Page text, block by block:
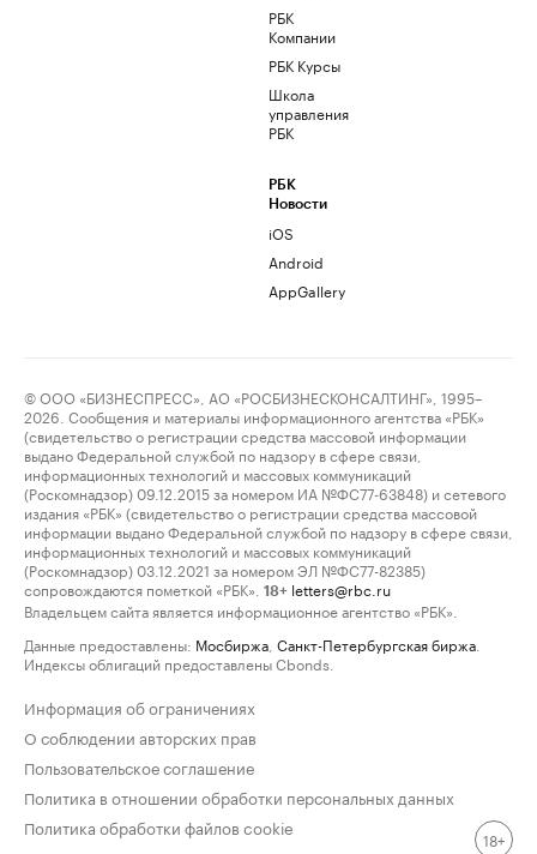
РБК
Компании
РБК Курсы
Школа
управления
РБК
РБК
Новости
iOS
Android
AppGallery
© ООО «БИЗНЕСПРЕСС», АО «РОСБИЗНЕСКОНСАЛТИНГ», 1995–
2026. Сообщения и материалы информационного агентства «РБК»
(свидетельство о регистрации средства массовой информации
выдано Федеральной службой по надзору в сфере связи,
информационных технологий и массовых коммуникаций
(Роскомнадзор) 09.12.2015 за номером ИА №ФС77-63848) и сетевого
издания «РБК» (свидетельство о регистрации средства массовой
информации выдано Федеральной службой по надзору в сфере связи,
информационных технологий и массовых коммуникаций
(Роскомнадзор) 03.12.2021 за номером ЭЛ №ФС77-82385)
сопровождаются пометкой «РБК».
18+ letters@rbc.ru
Владельцем сайта является информационное агентство «РБК».
Данные предоставлены: Мосбиржа Санкт-Петербургская биржа
Индексы облигаций предоставлены Cbonds.
Информация об ограничениях
О соблюдении авторских прав
Пользовательское соглашение
Политика в отношении обработки персональных данных
Политика обработки файлов cookie
18+